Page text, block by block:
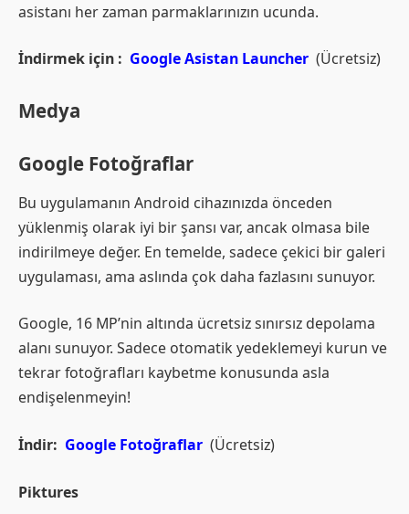
asistanı her zaman parmaklarınızın ucunda.
İndirmek için : Google Asistan Launcher (Ücretsiz)
Medya
Google Fotoğraflar
Bu uygulamanın Android cihazınızda önceden
yüklenmiş olarak iyi bir şansı var, ancak olmasa bile
indirilmeye değer. En temelde, sadece çekici bir galeri
uygulaması, ama aslında çok daha fazlasını sunuyor.
Google, 16 MP’nin altında ücretsiz sınırsız depolama
alanı sunuyor. Sadece otomatik yedeklemeyi kurun ve
tekrar fotoğrafları kaybetme konusunda asla
endişelenmeyin!
İndir: Google Fotoğraflar (Ücretsiz)
Piktures